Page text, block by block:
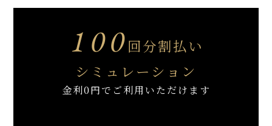
100回分割払い
シミュレーション
金利0円でご利用いただけます